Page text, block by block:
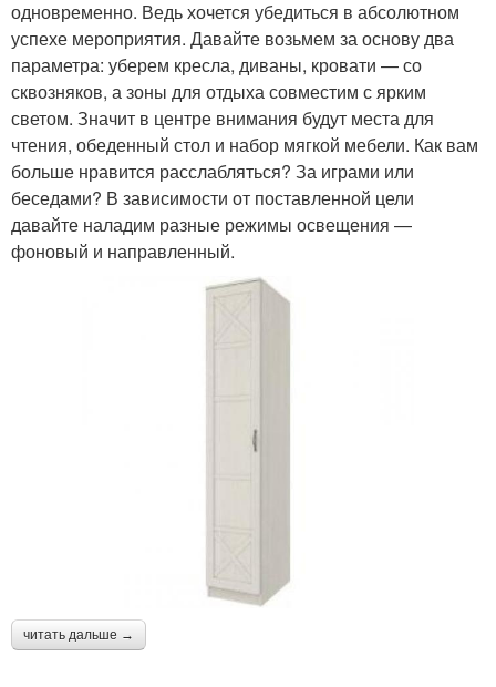
одновременно. Ведь хочется убедиться в абсолютном
успехе мероприятия. Давайте возьмем за основу два
параметра: уберем кресла, диваны, кровати — со
сквозняков, а зоны для отдыха совместим с ярким
светом. Значит в центре внимания будут места для
чтения, обеденный стол и набор мягкой мебели. Как вам
больше нравится расслабляться? За играми или
беседами? В зависимости от поставленной цели
давайте наладим разные режимы освещения —
фоновый и направленный.
читать дальше →